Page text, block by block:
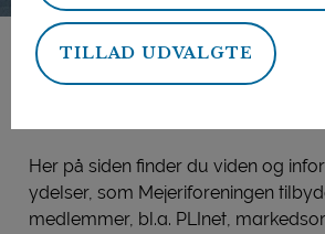
TILLAD UDVALGTE
Mejeriforeningens
Her på siden finder du viden og
ydelser, som Mejeriforeningen
medlemmer, bl.a. PLInet,